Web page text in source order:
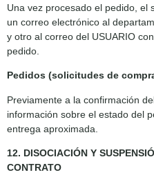
Una vez procesado el pedido, el
un correo electrónico al
y otro al correo del USUARIO
pedido.
Pedidos (solicitudes de
Previamente a la confirmación
información sobre el estado del
entrega aproximada.
12. DISOCIACIÓN Y
CONTRATO